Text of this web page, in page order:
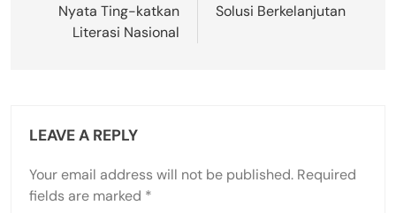
Nyata Ting-katkan
Literasi Nasional
Solusi Berkelanjutan
LEAVE A REPLY
Your email address will not be published. Required
fields are marked *